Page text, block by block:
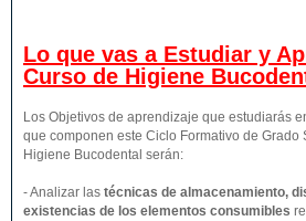
Lo que vas a Estudiar y
Curso de Higiene
Los Objetivos de aprendizaje que estudiarás
que componen este Ciclo Formativo de Grado
Higiene Bucodental serán:
- Analizar las técnicas de almacenamiento,
existencias de los elementos consumibles